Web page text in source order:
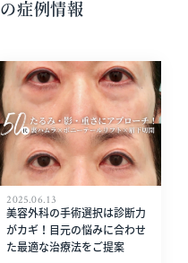
症例情報
2025.06.13
美容外科の手術選択は診断力
がカギ！目元の悩みに合わせ
た最適な治療法をご提案